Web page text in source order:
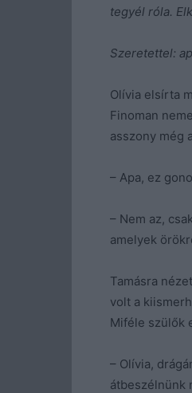
tegyél róla.
Szeretettel:
Olívia elsírta
Finoman
asszony még
– Apa, ez
– Nem az,
amelyek
Tamásra
volt a
Miféle szülők
– Olívia,
átbeszélnünk